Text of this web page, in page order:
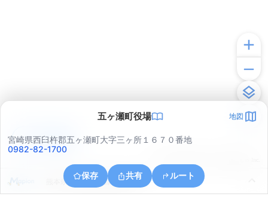
五ヶ瀬町役場 地図
宮崎県西臼杵郡五ヶ瀬町大字三ヶ所１６７０番地
0982-82-1700
保存 共有 ルート
熊本県上益城郡山都町馬見原
アプリで見る